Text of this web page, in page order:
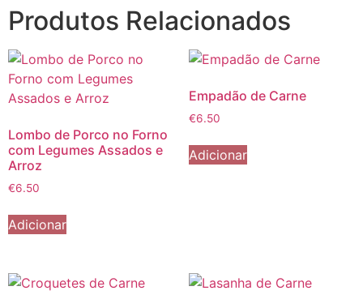
Produtos Relacionados
Lombo de Porco no Forno
com Legumes Assados e
Arroz
€6.50
Adicionar
Empadão de Carne
€6.50
Adicionar